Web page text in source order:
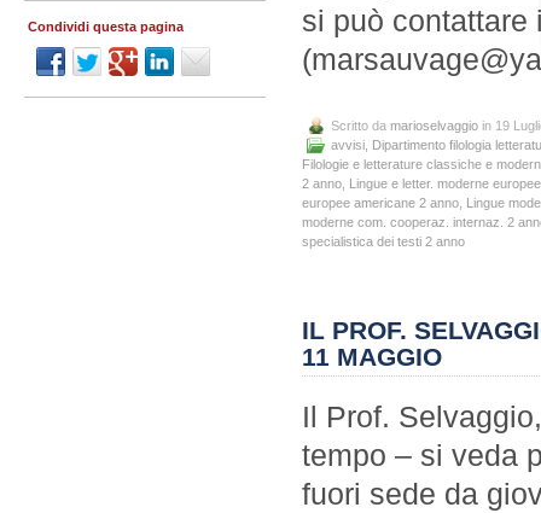
si può contattare
Scritto da marioselvaggio in 19
avvisi Dipartimento filologia
Filologie e letterature classiche e
2 anno Lingue e letter. moderne
europee americane 2 anno Lingue
moderne com. cooperaz. internaz. 2
specialistica dei testi 2 anno
IL PROF.
11 MAGGIO
Il Prof.
tempo – si veda
fuori sede da
Condividi questa pagina